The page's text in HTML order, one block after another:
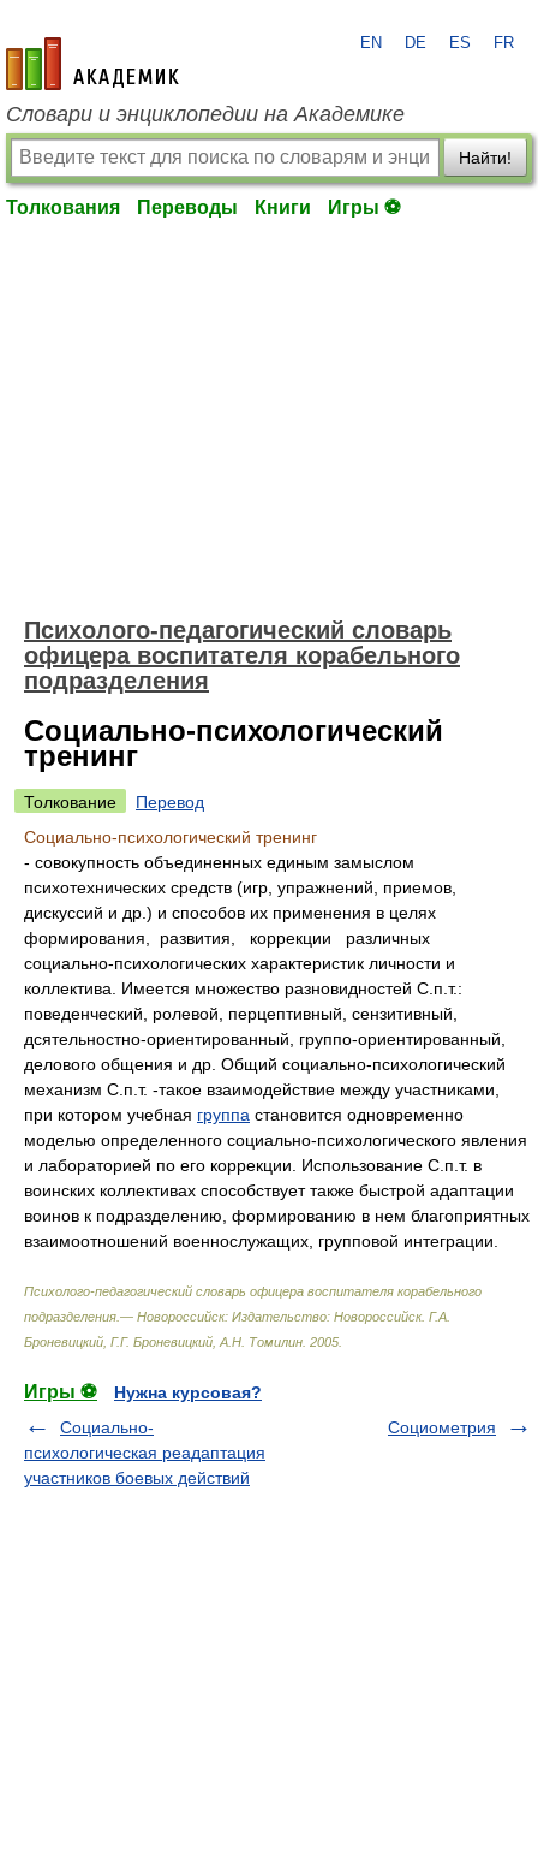
academic.ru
EN DE ES FR
Словари и энциклопедии на Академике
Найти!
Толкования Переводы Книги Игры ⚽
Психолого-педагогический словарь
офицера воспитателя корабельного
подразделения
Социально-психологический
тренинг
Толкование
Перевод
Социально-психологический тренинг
- совокупность объединенных единым замыслом
психотехнических средств (игр, упражнений, приемов,
дискуссий и др.) и способов их применения в целях
формирования, развития, коррекции различных
социально-психологических характеристик личности и
коллектива. Имеется множество разновидностей С.п.т.:
поведенческий, ролевой, перцептивный, сензитивный,
дсятельностно-ориентированный, группо-ориентированный,
делового общения и др. Общий социально-психологический
механизм С.п.т. -такое взаимодействие между участниками,
при котором учебная группа становится одновременно
моделью определенного социально-психологического явления
и лабораторией по его коррекции. Использование С.п.т. в
воинских коллективах способствует также быстрой адаптации
воинов к подразделению, формированию в нем благоприятных
взаимоотношений военнослужащих, групповой интеграции.
Психолого-педагогический словарь офицера воспитателя корабельного
подразделения.— Новороссийск: Издательство: Новороссийск. Г.А.
Броневицкий, Г.Г. Броневицкий, А.Н. Томилин 2005
Игры ⚽
Нужна курсовая?
Социально-
психологическая реадаптация
участников боевых действий
Социометрия